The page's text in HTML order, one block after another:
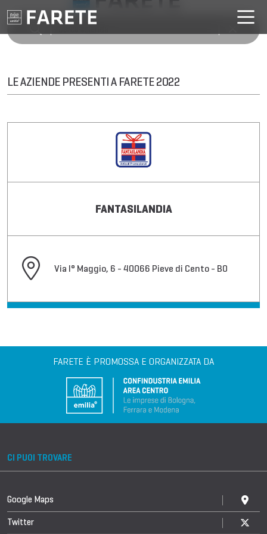
LE AZIENDE PRESENTI A FARETE 2022
FANTASILANDIA
Via I° Maggio, 6 - 40066 Pieve di Cento - BO
FARETE È PROMOSSA E ORGANIZZATA DA
CI PUOI TROVARE
Google Maps
Twitter